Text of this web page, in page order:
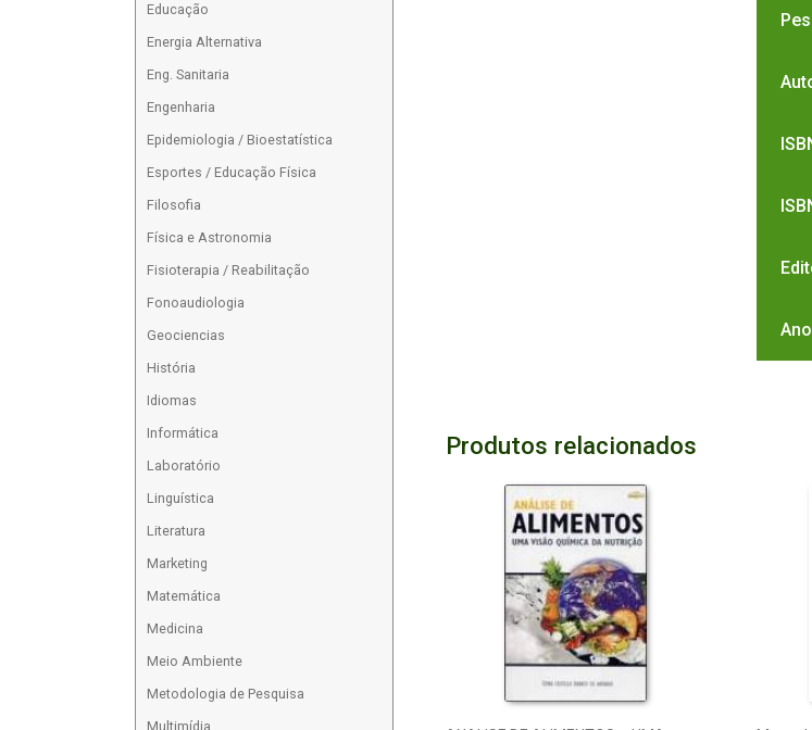
Ano
Produtos relacionados
Educação
Energia Alternativa
Eng. Sanitaria
Engenharia
Epidemiologia / Bioestatística
Esportes / Educação Física
Filosofia
Física e Astronomia
Fisioterapia / Reabilitação
Fonoaudiologia
Geociencias
História
Idiomas
Informática
Laboratório
Linguística
Literatura
Marketing
Matemática
Medicina
Meio Ambiente
Metodologia de Pesquisa
Multimídia